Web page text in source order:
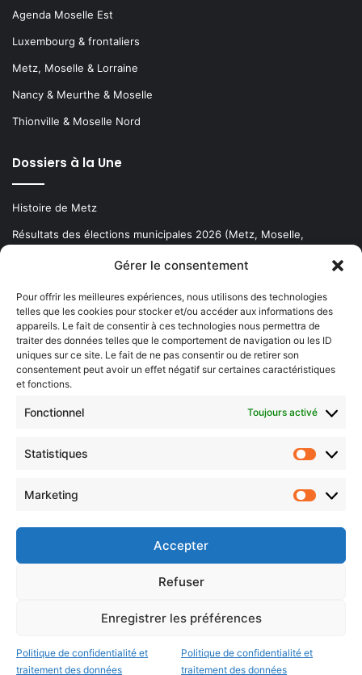
Gérer le consentement
Pour offrir les meilleures expériences, nous utilisons des technologies
telles que les cookies pour stocker et/ou accéder aux informations des
appareils. Le fait de consentir à ces technologies nous permettra de
traiter des données telles que le comportement de navigation ou les ID
uniques sur ce site. Le fait de ne pas consentir ou de retirer son
consentement peut avoir un effet négatif sur certaines caractéristiques
et fonctions.
Fonctionnel Toujours activé
Statistiques
Marketing
Accepter
Refuser
Enregistrer les préférences
Politique de confidentialité et
traitement des données
Politique de confidentialité et
traitement des données
Agenda Moselle Est
Luxembourg & frontaliers
Metz, Moselle & Lorraine
Nancy & Meurthe & Moselle
Thionville & Moselle Nord
Dossiers à la Une
Histoire de Metz
Résultats des élections municipales 2026 (Metz, Moselle,
Newsletter gratuite
Choisissez : matin, soir ou hebdo ?
votre
Metz Plage